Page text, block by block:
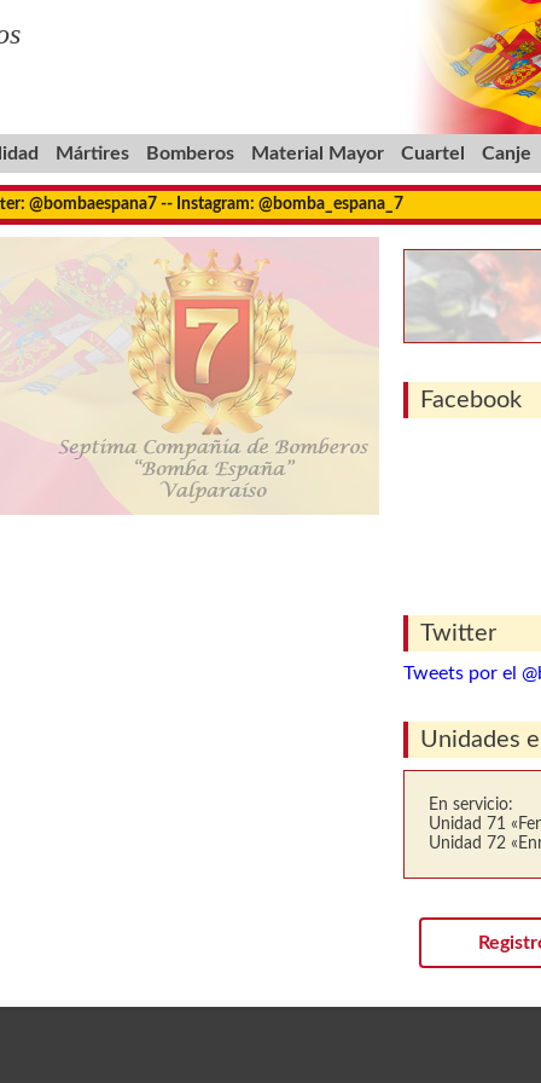
Mártires Bomberos Material Mayor Cuartel Canje
@bombaespana7 -- Instagram: @bomba_espana_7
Facebook
Twitter
Tweets por el
Unidades
En servicio:
Unidad 71
Unidad 72